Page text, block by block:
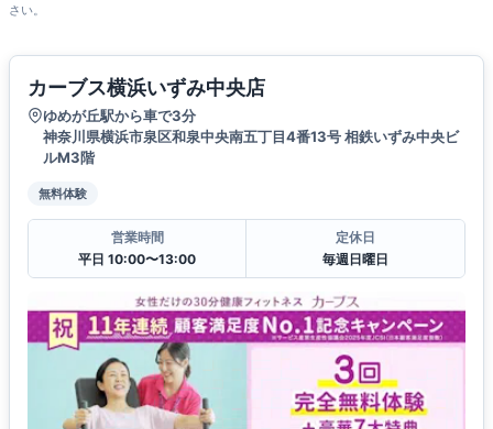
さい。
カーブス横浜いずみ中央店
ゆめが丘駅から車で3分
神奈川県横浜市泉区和泉中央南五丁目4番13号 相鉄いずみ中央ビ
ルM3階
無料体験
営業時間
平日 10:00〜13:00
定休日
毎週日曜日